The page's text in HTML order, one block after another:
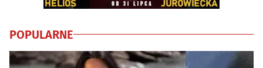
POPULARNE